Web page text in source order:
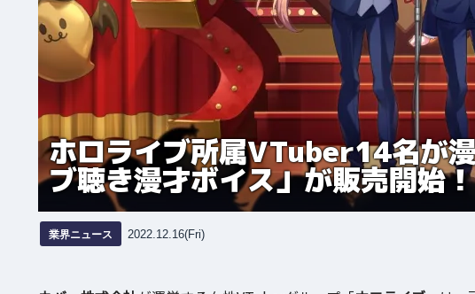
ホロライブ所属VTuber14名が
ブ聴き漫才ボイス」が販売開始！
業界ニュース 2022.12.16(Fri)